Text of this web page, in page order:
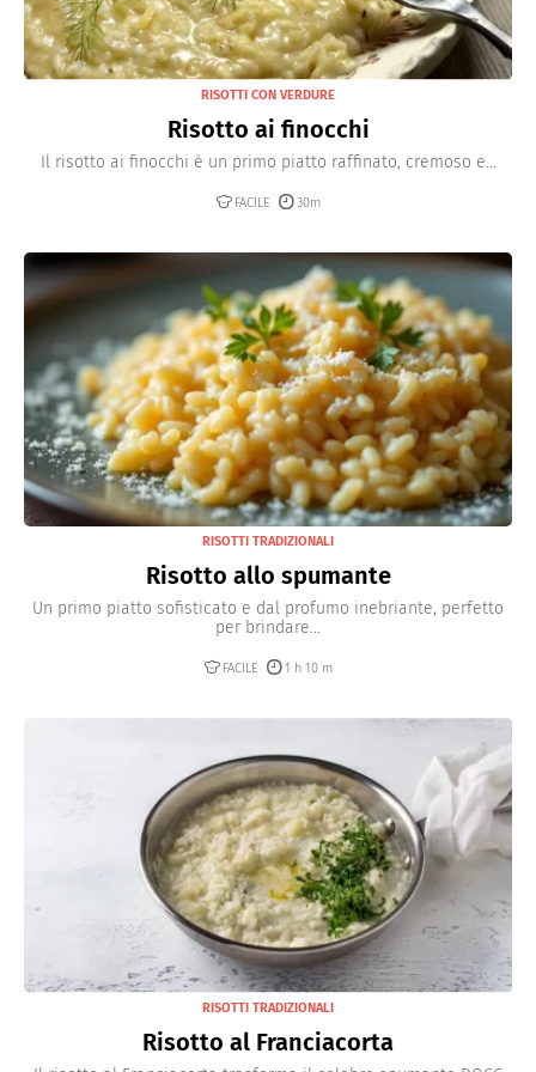
RISOTTI CON VERDURE
Risotto ai finocchi
Il risotto ai finocchi è un primo piatto raffinato, cremoso e...
FACILE 30m
RISOTTI TRADIZIONALI
Risotto allo spumante
Un primo piatto sofisticato e dal profumo inebriante, perfetto
per brindare...
FACILE 1 h 10 m
RISOTTI TRADIZIONALI
Risotto al Franciacorta